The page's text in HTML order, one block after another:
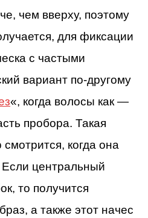
чем вверху, поэтому
для фиксации
с частыми
вариант по-другому
«, когда волосы как —
пробора. Такая
когда она
центральный
то получится
а также этот начес